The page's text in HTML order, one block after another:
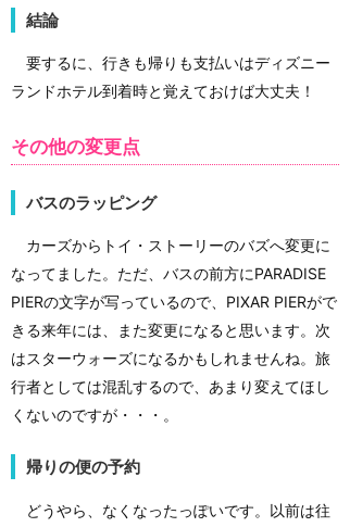
結論
要するに、行きも帰りも支払いはディズニー
ランドホテル到着時と覚えておけば大丈夫！
その他の変更点
バスのラッピング
カーズからトイ・ストーリーのバズへ変更に
なってました。ただ、バスの前方にPARADISE
PIERの文字が写っているので、PIXAR PIERがで
きる来年には、また変更になると思います。次
はスターウォーズになるかもしれませんね。旅
行者としては混乱するので、あまり変えてほし
くないのですが・・・。
帰りの便の予約
どうやら、なくなったっぽいです。以前は往